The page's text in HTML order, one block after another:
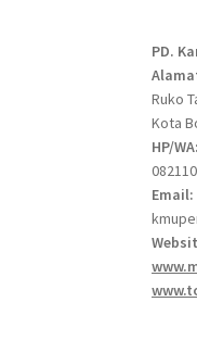
PD.
Ruko
Kota
HP/WA:
Email: